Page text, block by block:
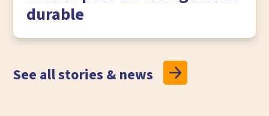
durable
See all stories & news